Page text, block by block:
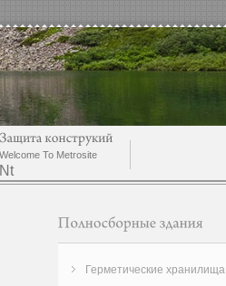
Welcome To Metrosite
Nt
Герметические хранилища